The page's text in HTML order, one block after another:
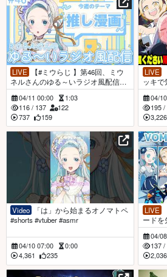
LIVE
ネルさんのゆる～いラジオ風配信！
【羽渦ミウネル】
04/11 00:00
1:03
116/ 137
122
737
159
LIVE
ッキ
ミウネ
04/
195 /
3,226
Video
#shorts #vtuber #asmr
04/10 07:00
0:00
4,361
235
LIVE
ードを
善額サ
04/
137 /
2,036